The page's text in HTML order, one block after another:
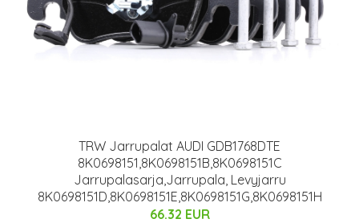
TRW Jarrupalat AUDI GDB1768DTE
8K0698151,8K0698151B,8K0698151C
Jarrupalasarja,Jarrupala, Levyjarru
8K0698151D,8K0698151E,8K0698151G,8K0698151H
66.32 EUR